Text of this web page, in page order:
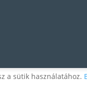
a sütik használatához.